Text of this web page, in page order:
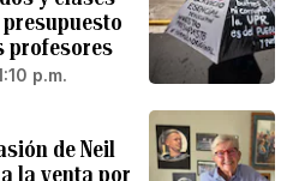
profesores
p.m.
de Neil
la venta por